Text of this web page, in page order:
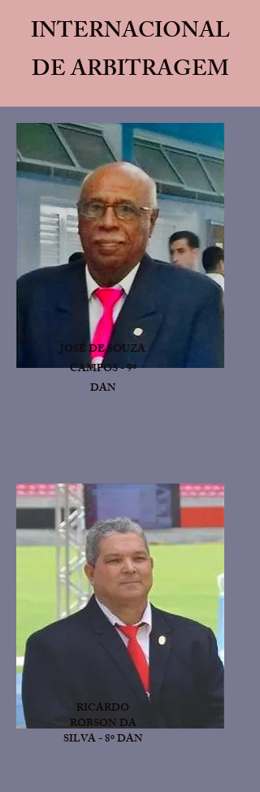
INTERNACIONAL
DE ARBITRAGEM
JOSÉ DE SOUZA
CAMPOS - 9º
DAN
RICARDO
ROBSON DA
SILVA - 8º DAN